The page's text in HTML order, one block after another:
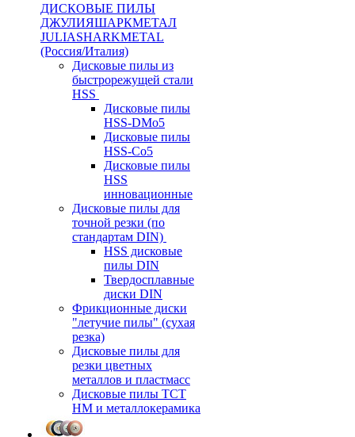
ДИСКОВЫЕ ПИЛЫ
ДЖУЛИЯШАРКМЕТАЛ
JULIASHARKMETAL
(Россия/Италия)
Дисковые пилы из
быстрорежущей стали
HSS
Дисковые пилы
HSS-DMo5
Дисковые пилы
HSS-Co5
Дисковые пилы
HSS
инновационные
Дисковые пилы для
точной резки (по
стандартам DIN)
HSS дисковые
пилы DIN
Твердосплавные
диски DIN
Фрикционные диски
"летучие пилы" (сухая
резка)
Дисковые пилы для
резки цветных
металлов и пластмасс
Дисковые пилы ТСТ
НМ и металлокерамика